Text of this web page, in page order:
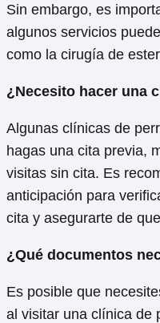
Sin embargo, es
algunos servicios
como la cirugía de
¿Necesito hacer una
Algunas clínicas de
hagas una cita previa,
visitas sin cita. Es
anticipación para
cita y asegurarte de
¿Qué documentos
Es posible que
al visitar una clínica de